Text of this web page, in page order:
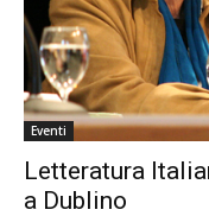
Eventi
Letteratura
a Dublino